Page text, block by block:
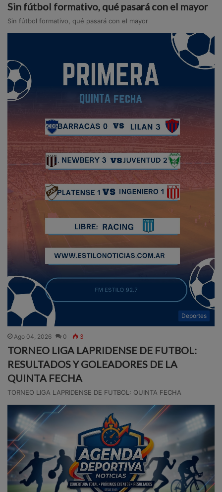
Sin fútbol formativo, qué pasará con el mayor
Sin fútbol formativo, qué pasará con el mayor
Deportes
Ago 04, 2026 0 3
TORNEO LIGA LAPRIDENSE DE FUTBOL:
RESULTADOS Y GOLEADORES DE LA
QUINTA FECHA
TORNEO LIGA LAPRIDENSE DE FUTBOL: QUINTA FECHA